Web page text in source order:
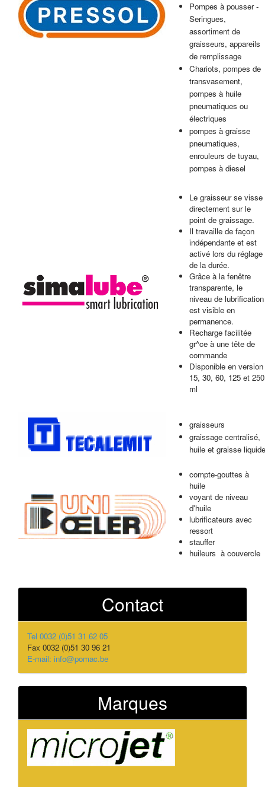
Pompes à pousser -
Seringues,
assortiment de
graisseurs, appareils
de remplissage
Chariots, pompes de
transvasement,
pompes à huile
pneumatiques ou
électriques
pompes à graisse
pneumatiques,
enrouleurs de tuyau,
pompes à diesel
Le graisseur se visse
directement sur le
point de graissage.
Il travaille de façon
indépendante et est
activé lors du réglage
de la durée.
Grâce à la fenêtre
transparente, le
niveau de lubrification
est visible en
permanence.
Recharge facilitée
gr^ce à une tête de
commande
Disponible en version
15, 30, 60, 125 et 250
ml
graisseurs
graissage centralisé,
huile et graisse liquide
compte-gouttes à
huile
voyant de niveau
d'huile
lubrificateurs avec
ressort
stauffer
huileurs à couvercle
Contact
Tel 0032 (0)51 31 62 05
Fax 0032 (0)51 30 96 21
E-mail: info@pomac.be
Marques